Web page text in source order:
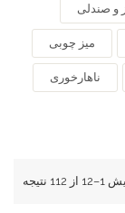
و صندلی
میز چوبی
ناهارخوری
112 نتیجه